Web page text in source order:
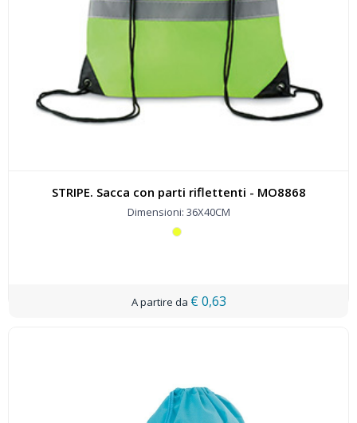
STRIPE. Sacca con parti riflettenti - MO8868
Dimensioni: 36X40CM
€ 0,63